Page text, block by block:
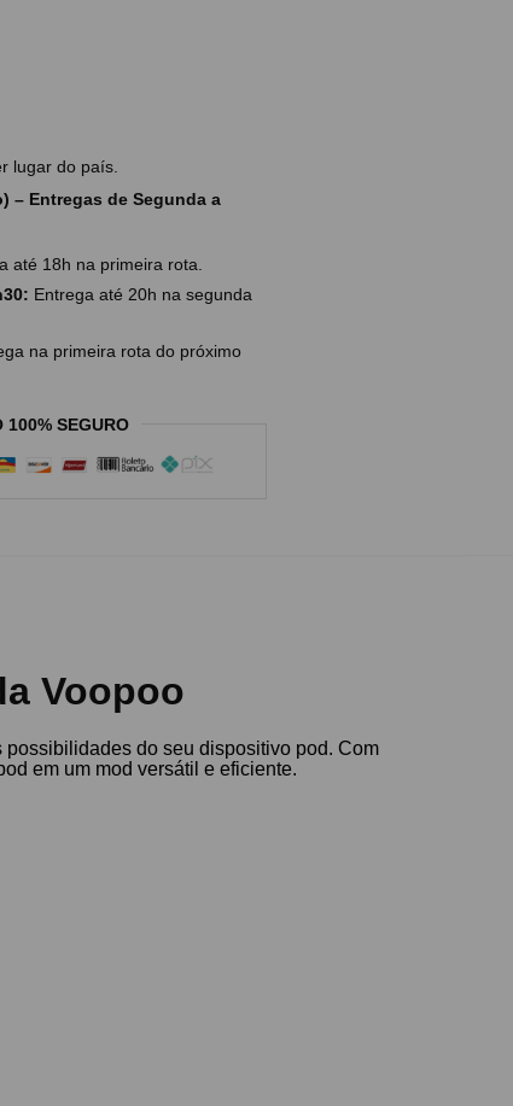
lugar do país.
– Entregas de Segunda a
até 18h na primeira rota.
Entrega até 20h na segunda
na primeira rota do próximo
100% SEGURO
Voopoo
do seu dispositivo pod. Com
em um mod versátil e eficiente.